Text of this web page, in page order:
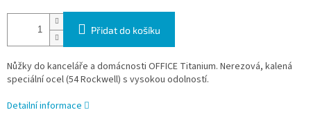
Přidat do košíku
Nůžky do kanceláře a domácnosti OFFICE Titanium. Nerezová, kalená
speciální ocel (54 Rockwell) s vysokou odolností.
Detailní informace